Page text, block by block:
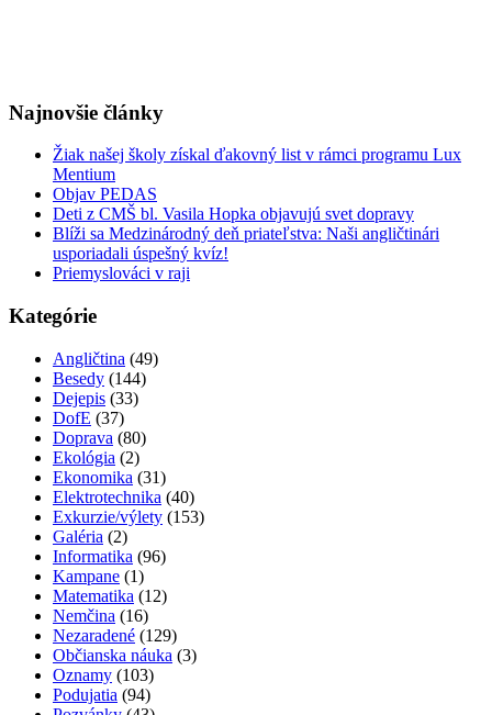
Najnovšie články
Žiak našej školy získal ďakovný list v rámci programu Lux
Mentium
Objav PEDAS
Deti z CMŠ bl. Vasila Hopka objavujú svet dopravy
Blíži sa Medzinárodný deň priateľstva: Naši angličtinári
usporiadali úspešný kvíz!
Priemyslováci v raji
Kategórie
Angličtina (49)
Besedy (144)
Dejepis (33)
DofE (37)
Doprava (80)
Ekológia (2)
Ekonomika (31)
Elektrotechnika (40)
Exkurzie/výlety (153)
Galéria (2)
Informatika (96)
Kampane (1)
Matematika (12)
Nemčina (16)
Nezaradené (129)
Občianska náuka (3)
Oznamy (103)
Podujatia (94)